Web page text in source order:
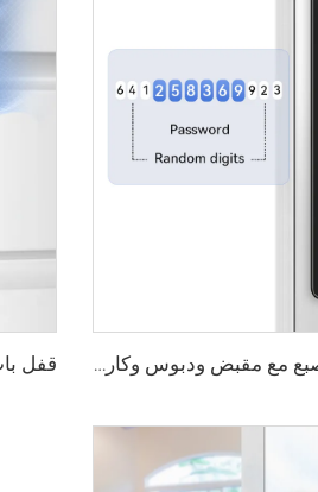
قفل ذكي رقمي بصمة الإصبع مع مقبض ودبوس وكارت Tenon E3